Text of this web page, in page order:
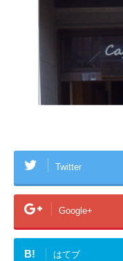
Twitter
Google+
B! はてブ